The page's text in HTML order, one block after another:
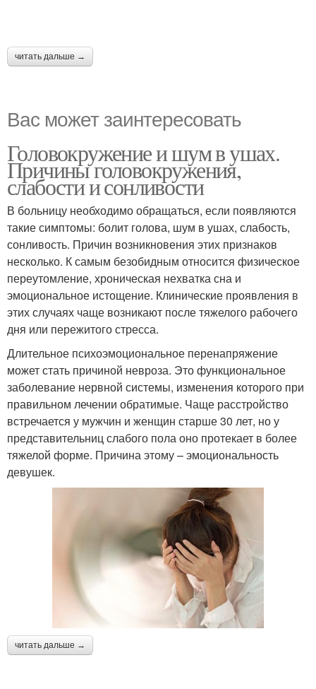
читать дальше →
Вас может заинтересовать
Головокружение и шум в ушах.
Причины головокружения,
слабости и сонливости
В больницу необходимо обращаться, если появляются
такие симптомы: болит голова, шум в ушах, слабость,
сонливость. Причин возникновения этих признаков
несколько. К самым безобидным относится физическое
переутомление, хроническая нехватка сна и
эмоциональное истощение. Клинические проявления в
этих случаях чаще возникают после тяжелого рабочего
дня или пережитого стресса.
Длительное психоэмоциональное перенапряжение
может стать причиной невроза. Это функциональное
заболевание нервной системы, изменения которого при
правильном лечении обратимые. Чаще расстройство
встречается у мужчин и женщин старше 30 лет, но у
представительниц слабого пола оно протекает в более
тяжелой форме. Причина этому – эмоциональность
девушек.
читать дальше →